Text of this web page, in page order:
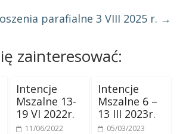
parafialne 3 VIII 2025 r. →
zainteresować:
Intencje
Mszalne 13-
19 VI 2022r.
11/06/2022
Intencje
Mszalne 6 –
13 III 2023r.
05/03/2023